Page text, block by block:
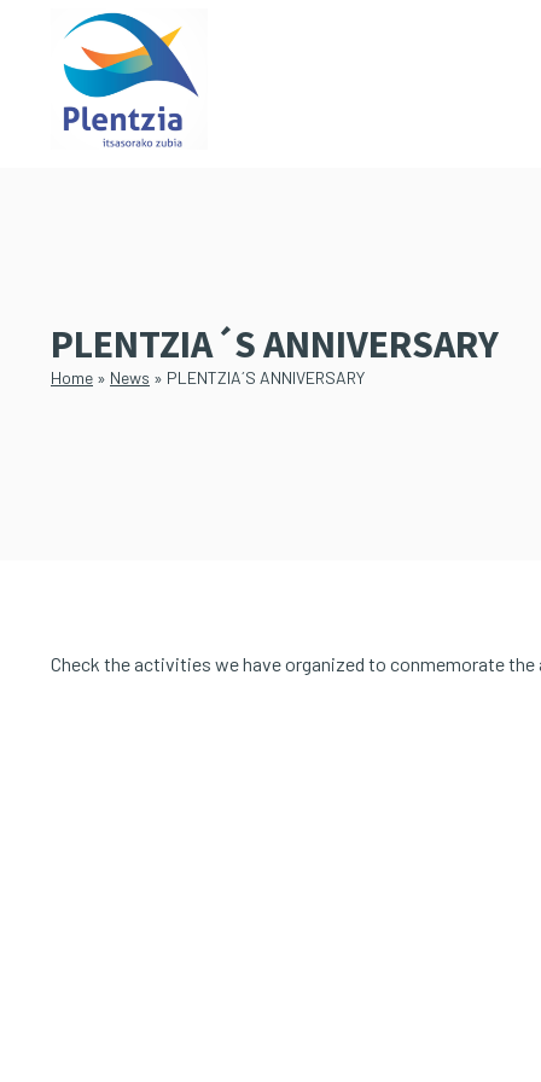
PLENTZIA´S ANNIVERSARY
Home » News » PLENTZIA´S ANNIVERSARY
Check the activities we have organized to conmemorate